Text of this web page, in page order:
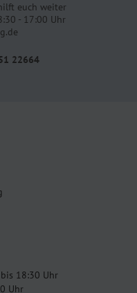
euch weiter
- 17:00 Uhr
22664
18:30 Uhr
Uhr